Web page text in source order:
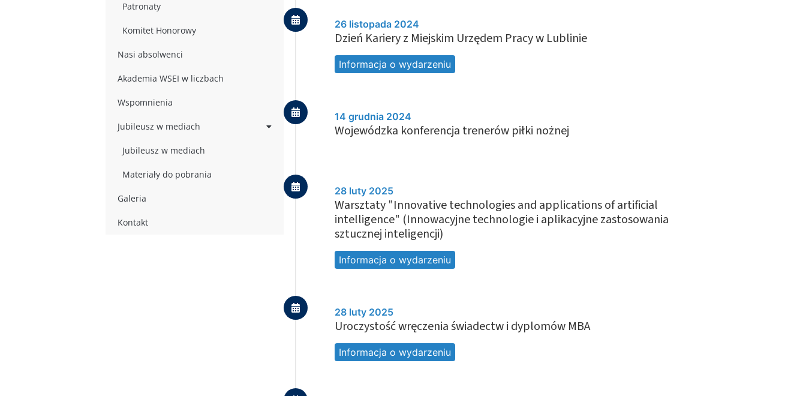
Patronaty
Komitet Honorowy
Nasi absolwenci
Akademia WSEI w liczbach
Wspomnienia
Jubileusz w mediach
Jubileusz w mediach
Materiały do pobrania
Galeria
Kontakt
26 listopada 2024
Dzień Kariery z Miejskim Urzędem Pracy w Lublinie
Informacja o wydarzeniu
14 grudnia 2024
Wojewódzka konferencja trenerów piłki nożnej
28 luty 2025
Warsztaty "Innovative technologies and applications of artificial
intelligence" (Innowacyjne technologie i aplikacyjne zastosowania
sztucznej inteligencji)
Informacja o wydarzeniu
28 luty 2025
Uroczystość wręczenia świadectw i dyplomów MBA
Informacja o wydarzeniu